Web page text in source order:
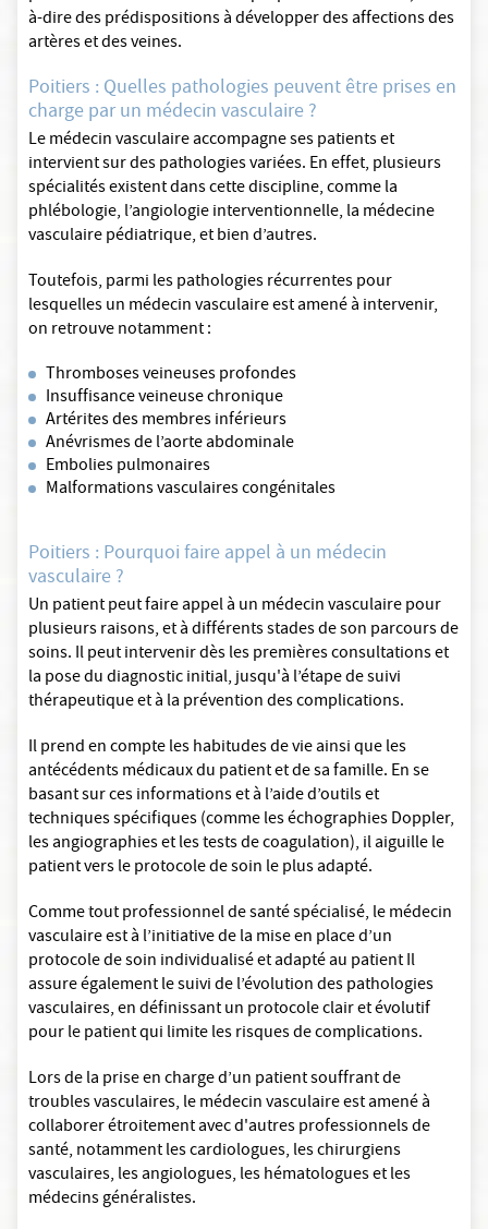
à-dire des prédispositions à développer des affections des
artères et des veines.
Poitiers : Quelles pathologies peuvent être prises en
charge par un médecin vasculaire ?
Le médecin vasculaire accompagne ses patients et
intervient sur des pathologies variées. En effet, plusieurs
spécialités existent dans cette discipline, comme la
phlébologie, l’angiologie interventionnelle, la médecine
vasculaire pédiatrique, et bien d’autres.
Toutefois, parmi les pathologies récurrentes pour
lesquelles un médecin vasculaire est amené à intervenir,
on retrouve notamment :
Thromboses veineuses profondes
Insuffisance veineuse chronique
Artérites des membres inférieurs
Anévrismes de l’aorte abdominale
Embolies pulmonaires
Malformations vasculaires congénitales
Poitiers : Pourquoi faire appel à un médecin
vasculaire ?
Un patient peut faire appel à un médecin vasculaire pour
plusieurs raisons, et à différents stades de son parcours de
soins. Il peut intervenir dès les premières consultations et
la pose du diagnostic initial, jusqu'à l’étape de suivi
thérapeutique et à la prévention des complications.
Il prend en compte les habitudes de vie ainsi que les
antécédents médicaux du patient et de sa famille. En se
basant sur ces informations et à l’aide d’outils et
techniques spécifiques (comme les échographies Doppler,
les angiographies et les tests de coagulation), il aiguille le
patient vers le protocole de soin le plus adapté.
Comme tout professionnel de santé spécialisé, le médecin
vasculaire est à l’initiative de la mise en place d’un
protocole de soin individualisé et adapté au patient Il
assure également le suivi de l’évolution des pathologies
vasculaires, en définissant un protocole clair et évolutif
pour le patient qui limite les risques de complications.
Lors de la prise en charge d’un patient souffrant de
troubles vasculaires, le médecin vasculaire est amené à
collaborer étroitement avec d'autres professionnels de
santé, notamment les cardiologues, les chirurgiens
vasculaires, les angiologues, les hématologues et les
médecins généralistes.